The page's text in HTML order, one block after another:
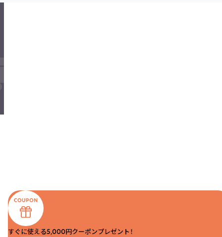
すぐに使える5,000円クーポンプレゼント！